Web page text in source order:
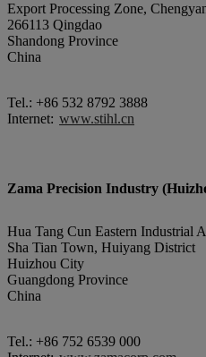
Export Processing Zone,
266113 Qingdao
Shandong Province
China
Tel.: +86 532 8792 3888
Internet: www.stihl.cn
Zama Precision Industry
Hua Tang Cun Eastern Industrial
Sha Tian Town, Huiyang District
Huizhou City
Guangdong Province
China
Tel.: +86 752 6539 000